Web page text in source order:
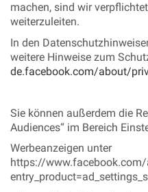
machen, sind wir
weiterzuleiten.
In den
weitere Hinweise zum
de.facebook.com/about/
Sie können außerdem die
Audiences“ im Bereich
Werbeanzeigen unter
https://